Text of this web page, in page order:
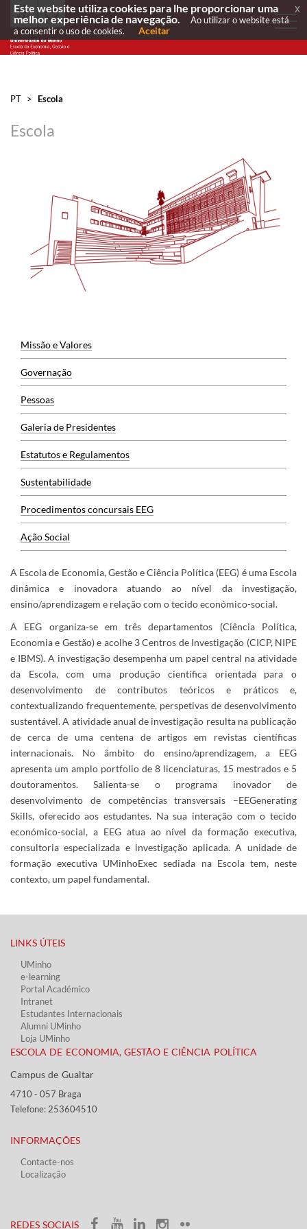
PT > Escola
Escola
Missão e Valores
Governação
Pessoas
Galeria de Presidentes
Estatutos e Regulamentos​​​​​​​​
Sustentabilidade
Procedimentos concursais EEG
Ação Social
A Escola de Economia, Gestão e Ciência Política (EEG) é uma Escola
dinâmica e inovadora atuando ao nível da investigação,
ensino/aprendizagem e relação com o tecido económico-social.
A EEG organiza-se em três departamentos (Ciência Política,
Economia e Gestão) e acolhe 3 Centros de Investigação (CICP, NIPE
e IBMS). A investigação desempenha um papel central na atividade
da Escola, com uma produção científica orientada para o
desenvolvimento de contributos teóricos e práticos e,
contextualizando frequentemente, perspetivas de desenvolvimento
sustentável. A atividade anual de investigação resulta na publicação
de cerca de uma centena de artigos em revistas científicas
internacionais. No âmbito do ensino/aprendizagem, a EEG
apresenta um amplo portfolio de 8 licenciaturas, 15 mestrados e 5
doutoramentos. Salienta-se o programa inovador de
desenvolvimento de competências transversais –EEGenerating
Skills, oferecido aos estudantes. Na sua interação com o tecido
económico-social, a EEG atua ao nível da formação executiva,
consultoria especializada e investigação aplicada. A unidade de
formação executiva UMinhoExec sediada na Escola tem, neste
contexto, um papel fundamental.
LINKS ÚTEIS​
UMinho
e-learning
Portal Académico
Intranet
Estudantes Inter​​nacionais
Alumni UMinho
Loja UMinho
ESCOLA DE ECONOMIA, GESTÃO E CIÊNCIA POLÍTICA
Campus de Gualtar ​​
4710 - ​057 Braga
Telefone: 253604510​​
INFORMAÇÕES
Contacte-nos
Localização
​REDES SOCIAIS​​
Este website utiliza cookies para lhe proporcionar uma
melhor experiência de navegação.
Ao utilizar o website está
a consentir o uso de cookies.
Aceitar
x